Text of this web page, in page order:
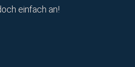
einfach an!